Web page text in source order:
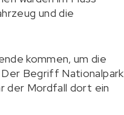
und die
kommen, um die
Begriff Nationalpark
der Mordfall dort ein